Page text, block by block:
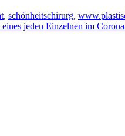
, schönheitschirurg,
jeden Einzelnen im